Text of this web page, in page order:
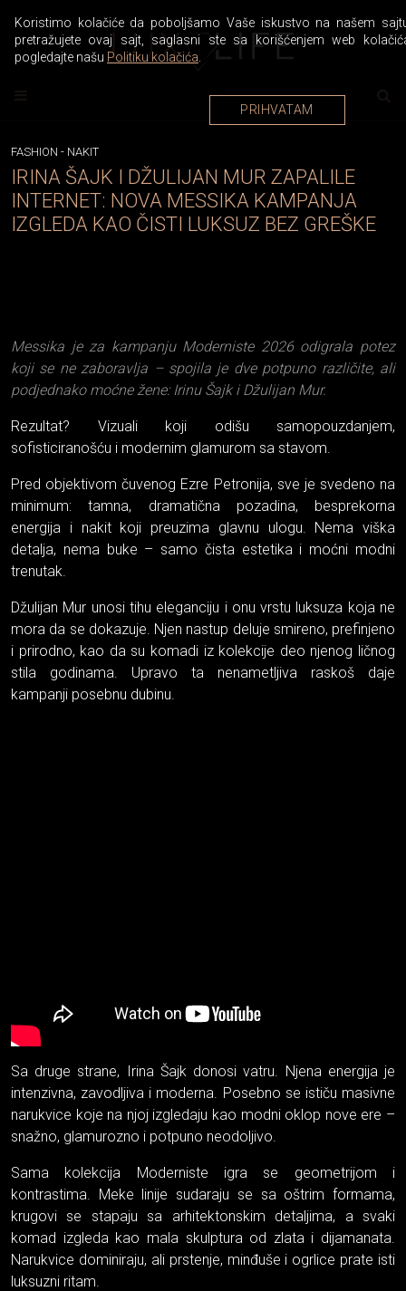
FASHION - NAKIT
IRINA ŠAJK I DŽULIJAN MUR ZAPALILE
INTERNET: NOVA MESSIKA KAMPANJA
IZGLEDA KAO ČISTI LUKSUZ BEZ GREŠKE
Messika je za kampanju Moderniste 2026 odigrala potez
koji se ne zaboravlja – spojila je dve potpuno različite, ali
podjednako moćne žene: Irinu Šajk i Džulijan Mur.
Rezultat? Vizuali koji odišu samopouzdanjem,
sofisticiranošću i modernim glamurom sa stavom.
Pred objektivom čuvenog Ezre Petronija, sve je svedeno na
minimum: tamna, dramatična pozadina, besprekorna
energija i nakit koji preuzima glavnu ulogu. Nema viška
detalja, nema buke – samo čista estetika i moćni modni
trenutak.
Džulijan Mur unosi tihu eleganciju i onu vrstu luksuza koja ne
mora da se dokazuje. Njen nastup deluje smireno, prefinjeno
i prirodno, kao da su komadi iz kolekcije deo njenog ličnog
stila godinama. Upravo ta nenametljiva raskoš daje
kampanji posebnu dubinu.
Sa druge strane, Irina Šajk donosi vatru. Njena energija je
intenzivna, zavodljiva i moderna. Posebno se ističu masivne
narukvice koje na njoj izgledaju kao modni oklop nove ere –
snažno, glamurozno i potpuno neodoljivo.
Sama kolekcija Moderniste igra se geometrijom i
kontrastima. Meke linije sudaraju se sa oštrim formama,
krugovi se stapaju sa arhitektonskim detaljima, a svaki
komad izgleda kao mala skulptura od zlata i dijamanata.
Narukvice dominiraju, ali prstenje, minđuše i ogrlice prate isti
luksuzni ritam.
Koristimo kolačiće da poboljšamo Vaše iskustvo na našem
pretražujete ovaj sajt, saglasni ste sa korišćenjem web
pogledajte našu Politiku kolačića
PRIHVATAM